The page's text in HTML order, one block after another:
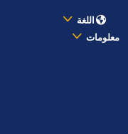
اللغة
معلومات